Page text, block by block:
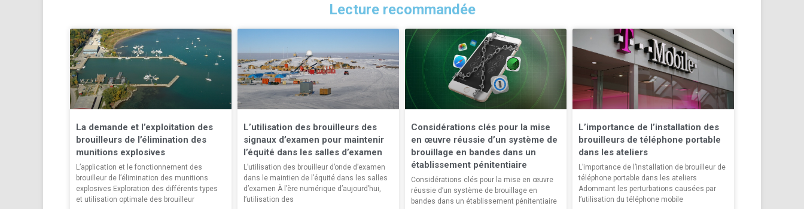
Lecture recommandée
La demande et l’exploitation des
brouilleurs de l’élimination des
munitions explosives
L’application et le fonctionnement des
brouilleur de l’élimination des munitions
explosives Exploration des différents types
et utilisation optimale des brouilleur
L’utilisation des brouilleurs des
signaux d’examen pour maintenir
l’équité dans les salles d’examen
L’utilisation des brouilleur d’onde d’examen
dans le maintien de l’équité dans les salles
d’examen À l’ère numérique d’aujourd’hui,
l’utilisation des
Considérations clés pour la mise
en œuvre réussie d’un système de
brouillage en bandes dans un
établissement pénitentiaire
Considérations clés pour la mise en œuvre
réussie d’un système de brouillage en
bandes dans un établissement pénitentiaire
L’importance de l’installation des
brouilleurs de téléphone portable
dans les ateliers
L’importance de l’installation de brouilleur de
téléphone portable dans les ateliers
Adommant les perturbations causées par
l’utilisation du téléphone mobile